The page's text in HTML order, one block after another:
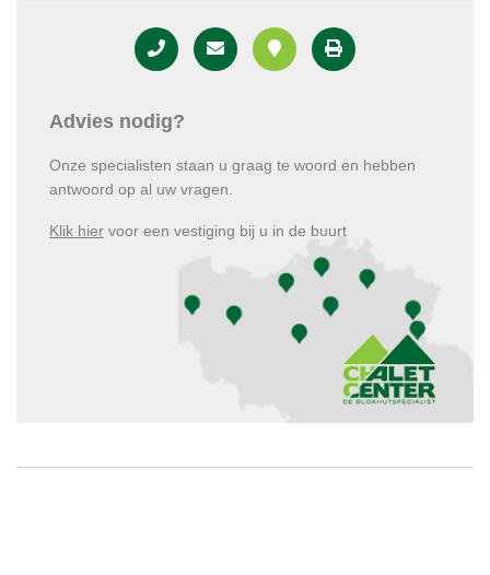
Advies nodig?
Onze specialisten staan u graag te woord en hebben
antwoord op al uw vragen.
Klik hier voor een vestiging bij u in de buurt